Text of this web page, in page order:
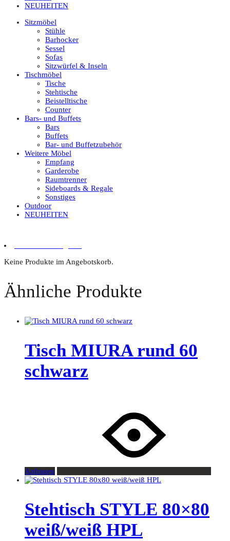
NEUHEITEN
Sitzmöbel
Stühle
Barhocker
Sessel
Sofas
Sitzwürfel & Inseln
Tischmöbel
Tische
Stehtische
Beistelltische
Counter
Bars- und Buffets
Bars
Buffets
Bar- und Buffetzubehör
Weitere Möbel
Empfang
Garderobe
Raumtrenner
Sideboards & Regale
Sonstiges
Outdoor
NEUHEITEN
Keine Produkte im Angebotskorb.
Ähnliche Produkte
Tisch MIURA rund 60
schwarz
Anfragen
Stehtisch STYLE 80×80
weiß/weiß HPL